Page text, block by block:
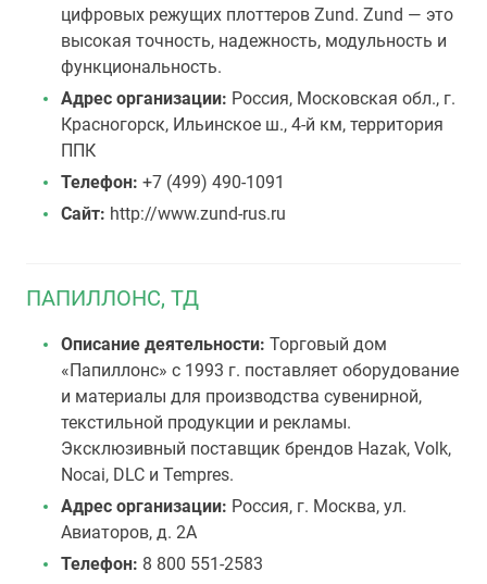
цифровых режущих плоттеров Zund. Zund — это
высокая точность, надежность, модульность и
функциональность.
Адрес организации: Россия, Московская обл., г.
Красногорск, Ильинское ш., 4-й км, территория
ППК
Телефон: +7 (499) 490-1091
Сайт: http://www.zund-rus.ru
ПАПИЛЛОНС, ТД
Описание деятельности: Торговый дом
«Папиллонс» с 1993 г. поставляет оборудование
и материалы для производства сувенирной,
текстильной продукции и рекламы.
Эксклюзивный поставщик брендов Hazak, Volk,
Nocai, DLC и Tempres.
Адрес организации: Россия, г. Москва, ул.
Авиаторов, д. 2А
Телефон: 8 800 551-2583